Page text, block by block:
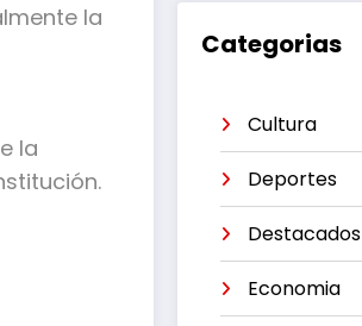
la
la
Categorias
Cultura
Deportes
Destacados
Economia